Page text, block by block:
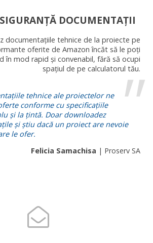
DOCUMENTAȚII
documentațiile tehnice de la proiecte pe
oferite de Amazon încăt să le poți
în mod rapid și convenabil, fără să ocupi
spațiul de pe calculatorul tău.
tehnice ale proiectelor ne
conforme cu specificațiile
și la țintă. Doar downloadez
și știu dacă un proiect are nevoie
le ofer.
Felicia Samachisa | Proserv SA